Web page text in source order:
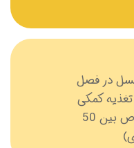
در فصل
کمکی
دریافت کرده اند.(خلوص بین 50